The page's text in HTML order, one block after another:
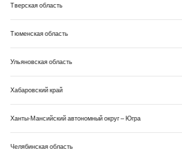
Тверская область
Тюменская область
Ульяновская область
Хабаровский край
Ханты-Мансийский автономный округ – Югра
Челябинская область